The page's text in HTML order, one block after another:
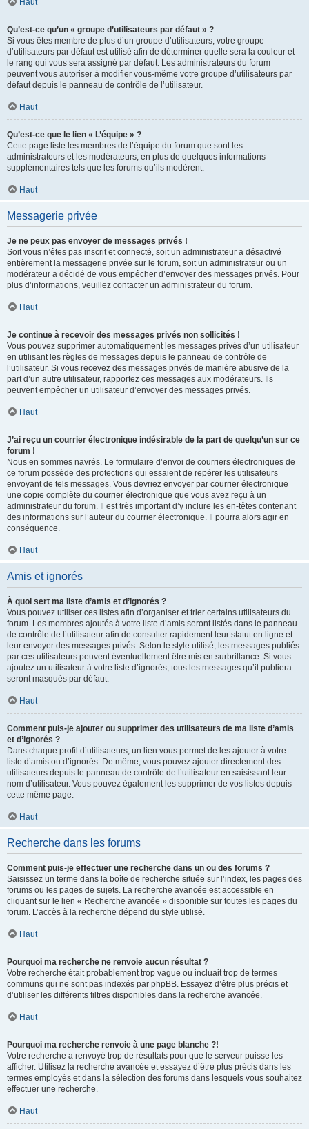
Haut
Qu’est-ce qu’un « groupe d’utilisateurs par défaut » ?
Si vous êtes membre de plus d’un groupe d’utilisateurs, votre groupe
d’utilisateurs par défaut est utilisé afin de déterminer quelle sera la couleur et
le rang qui vous sera assigné par défaut. Les administrateurs du forum
peuvent vous autoriser à modifier vous-même votre groupe d’utilisateurs par
défaut depuis le panneau de contrôle de l’utilisateur.
Haut
Qu’est-ce que le lien « L’équipe » ?
Cette page liste les membres de l’équipe du forum que sont les
administrateurs et les modérateurs, en plus de quelques informations
supplémentaires tels que les forums qu’ils modèrent.
Haut
Messagerie privée
Je ne peux pas envoyer de messages privés !
Soit vous n’êtes pas inscrit et connecté, soit un administrateur a désactivé
entièrement la messagerie privée sur le forum, soit un administrateur ou un
modérateur a décidé de vous empêcher d’envoyer des messages privés. Pour
plus d’informations, veuillez contacter un administrateur du forum.
Haut
Je continue à recevoir des messages privés non sollicités !
Vous pouvez supprimer automatiquement les messages privés d’un utilisateur
en utilisant les règles de messages depuis le panneau de contrôle de
l’utilisateur. Si vous recevez des messages privés de manière abusive de la
part d’un autre utilisateur, rapportez ces messages aux modérateurs. Ils
peuvent empêcher un utilisateur d’envoyer des messages privés.
Haut
J’ai reçu un courrier électronique indésirable de la part de quelqu’un sur ce
forum !
Nous en sommes navrés. Le formulaire d’envoi de courriers électroniques de
ce forum possède des protections qui essaient de repérer les utilisateurs
envoyant de tels messages. Vous devriez envoyer par courrier électronique
une copie complète du courrier électronique que vous avez reçu à un
administrateur du forum. Il est très important d’y inclure les en-têtes contenant
des informations sur l’auteur du courrier électronique. Il pourra alors agir en
conséquence.
Haut
Amis et ignorés
À quoi sert ma liste d’amis et d’ignorés ?
Vous pouvez utiliser ces listes afin d’organiser et trier certains utilisateurs du
forum. Les membres ajoutés à votre liste d’amis seront listés dans le panneau
de contrôle de l’utilisateur afin de consulter rapidement leur statut en ligne et
leur envoyer des messages privés. Selon le style utilisé, les messages publiés
par ces utilisateurs peuvent éventuellement être mis en surbrillance. Si vous
ajoutez un utilisateur à votre liste d’ignorés, tous les messages qu’il publiera
seront masqués par défaut.
Haut
Comment puis-je ajouter ou supprimer des utilisateurs de ma liste d’amis
et d’ignorés ?
Dans chaque profil d’utilisateurs, un lien vous permet de les ajouter à votre
liste d’amis ou d’ignorés. De même, vous pouvez ajouter directement des
utilisateurs depuis le panneau de contrôle de l’utilisateur en saisissant leur
nom d’utilisateur. Vous pouvez également les supprimer de vos listes depuis
cette même page.
Haut
Recherche dans les forums
Comment puis-je effectuer une recherche dans un ou des forums ?
Saisissez un terme dans la boîte de recherche située sur l’index, les pages des
forums ou les pages de sujets. La recherche avancée est accessible en
cliquant sur le lien « Recherche avancée » disponible sur toutes les pages du
forum. L’accès à la recherche dépend du style utilisé.
Haut
Pourquoi ma recherche ne renvoie aucun résultat ?
Votre recherche était probablement trop vague ou incluait trop de termes
communs qui ne sont pas indexés par phpBB. Essayez d’être plus précis et
d’utiliser les différents filtres disponibles dans la recherche avancée.
Haut
Pourquoi ma recherche renvoie à une page blanche ?!
Votre recherche a renvoyé trop de résultats pour que le serveur puisse les
afficher. Utilisez la recherche avancée et essayez d’être plus précis dans les
termes employés et dans la sélection des forums dans lesquels vous souhaitez
effectuer une recherche.
Haut